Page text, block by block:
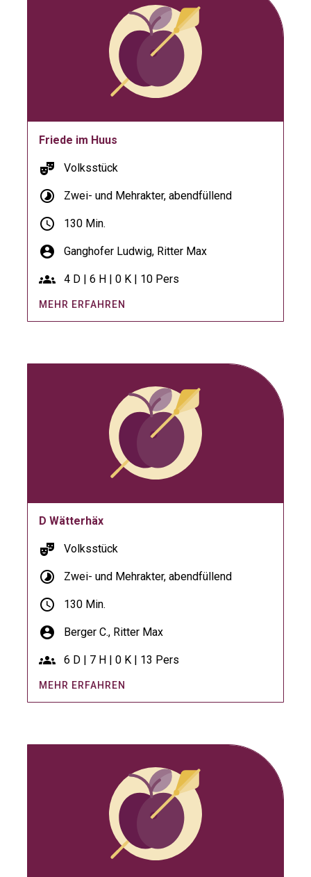
Friede im Huus
theater_comedy Volksstück
timelapse Zwei- und Mehrakter, abendfüllend
schedule 130 Min.
account_circle Ganghofer Ludwig,Ritter Max
groups 4 D | 6 H | 0 K | 10 Pers
MEHR ERFAHREN
D Wätterhäx
theater_comedy Volksstück
timelapse Zwei- und Mehrakter, abendfüllend
schedule 130 Min.
account_circle Berger C.,Ritter Max
groups 6 D | 7 H | 0 K | 13 Pers
MEHR ERFAHREN